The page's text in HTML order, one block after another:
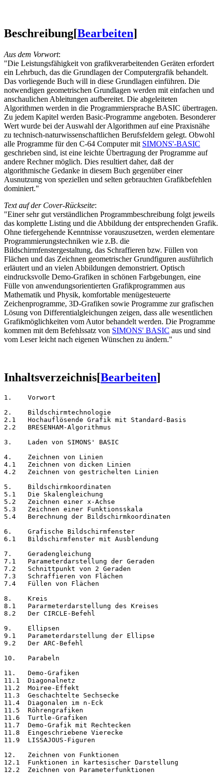
Beschreibung[Bearbeiten]
Aus dem Vorwort:
"Die Leistungsfähigkeit von grafikverarbeitenden Geräten erfordert
ein Lehrbuch, das die Grundlagen der Computergrafik behandelt.
Das vorliegende Buch will in diese Grundlagen einführen. Die
notwendigen geometrischen Grundlagen werden mit einfachen und
anschaulichen Ableitungen aufbereitet. Die abgeleiteten
Algorithmen werden in die Programmiersprache BASIC übertragen.
Zu jedem Kapitel werden Basic-Programme angeboten. Besonderer
Wert wurde bei der Auswahl der Algorithmen auf eine Praxisnähe
zu technisch-naturwissenschaftlichen Berufsfeldern gelegt. Obwohl
alle Programme für den C-64 Computer mit SIMONS'-BASIC
geschrieben sind, ist eine leichte Übertragung der Programme auf
andere Rechner möglich. Dies resultiert daher, daß der
algorithmische Gedanke in diesem Buch gegenüber einer
Ausnutzung von speziellen und selten gebrauchten Grafikbefehlen
dominiert."
Text auf der Cover-Rückseite:
"Einer sehr gut verständlichen Programmbeschreibung folgt jeweils
das komplette Listing und die Abbildung der entsprechenden Grafik.
Ohne tiefergehende Kenntnisse vorauszusetzen, werden elementare
Programmierungstechniken wie z.B. die
Bildschirmfenstergestaltung, das Schraffieren bzw. Füllen von
Flächen und das Zeichnen geometrischer Grundfiguren ausführlich
erläutert und an vielen Abbildungen demonstriert. Optisch
eindrucksvolle Demo-Grafiken in schönen Farbgebungen, eine
Fülle von anwendungsorientierten Grafikprogrammen aus
Mathematik und Physik, komfortable menügesteuerte
Zeichenprogramme, 3D-Grafiken sowie Programme zur grafischen
Lösung von Differentialgleichungen zeigen, dass alle wesentlichen
Grafikmöglichkeiten vom Autor behandelt werden. Die Programme
kommen mit dem Befehlssatz von SIMONS' BASIC aus und sind
vom Leser leicht nach eigenen Wünschen zu ändern."
Inhaltsverzeichnis[Bearbeiten]
1.    Vorwort
2.    Bildschirmtechnologie
2.1   Hochauflösende Grafik mit Standard-Basis
2.2   BRESENHAM-Algorithmus
3.    Laden von SIMONS' BASIC
4.    Zeichnen von Linien
4.1   Zeichnen von dicken Linien
4.2   Zeichnen von gestrichelten Linien
5.    Bildschirmkoordinaten
5.1   Die Skalengleichung
5.2   Zeichnen einer x-Achse
5.3   Zeichnen einer Funktionsskala
5.4   Berechnung der Bildschirmkoordinaten
6.    Grafische Bildschirmfenster
6.1   Bildschirmfenster mit Ausblendung
7.    Geradengleichung
7.1   Parameterdarstellung der Geraden
7.2   Schnittpunkt von 2 Geraden
7.3   Schraffieren von Flächen
7.4   Füllen von Flächen
8.    Kreis
8.1   Pararmeterdarstellung des Kreises
8.2   Der CIRCLE-Befehl
9.    Ellipsen
9.1   Parameterdarstellung der Ellipse
9.2   Der ARC-Befehl
10.   Parabeln
11.   Demo-Grafiken
11.1  Diagonalnetz
11.2  Moiree-Effekt
11.3  Geschachtelte Sechsecke
11.4  Diagonalen im n-Eck
11.5  Röhrengrafiken
11.6  Turtle-Grafiken
11.7  Demo-Grafik mit Rechtecken
11.8  Eingeschriebene Vierecke
11.9  LISSAJOUS-Figuren
12.   Zeichnen von Funktionen
12.1  Funktionen in kartesischer Darstellung
12.2  Zeichnen von Parameterfunktionen